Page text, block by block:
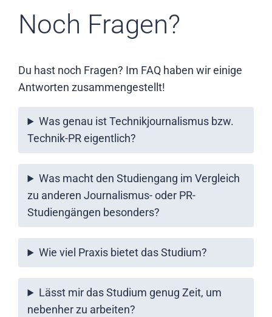
Noch Fragen?
Du hast noch Fragen? Im FAQ haben wir einige
Antworten zusammengestellt!
Was genau ist Technikjournalismus bzw.
Technik-PR eigentlich?
Was macht den Studiengang im Vergleich
zu anderen Journalismus- oder PR-
Studiengängen besonders?
Wie viel Praxis bietet das Studium?
Lässt mir das Studium genug Zeit, um
nebenher zu arbeiten?